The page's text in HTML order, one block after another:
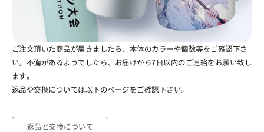
ご注文頂いた商品が届きましたら、本体のカラーや個数等をご確認下さ
い。不備があるようでしたら、お届けから7日以内のご連絡をお願い致し
ます。
返品や交換については以下のページをご確認下さい。
返品と交換について